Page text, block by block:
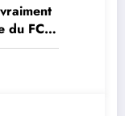
du FC